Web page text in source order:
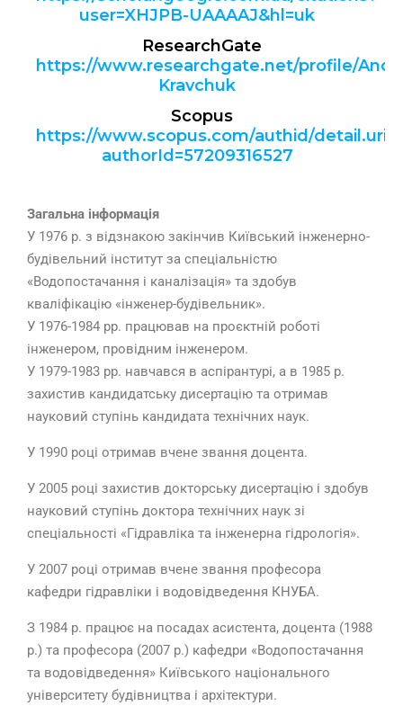
user=XHJPB-UAAAAJ&hl=uk
ResearchGate
https://www.researchgate.net/profile/
Kravchuk
Scopus
https://www.scopus.com/authid/detail.uri?
authorId=57209316527
Загальна інформація
У 1976 р. з відзнакою закінчив Київський інженерно-
будівельний інститут за спеціальністю
«Водопостачання і каналізація» та здобув
кваліфікацію «інженер-будівельник».
У 1976-1984 рр. працював на проєктній роботі
інженером, провідним інженером.
У 1979-1983 рр. навчався в аспірантурі, а в 1985 р.
захистив кандидатську дисертацію та отримав
науковий ступінь кандидата технічних наук.
У 1990 році отримав вчене звання доцента.
У 2005 році захистив докторську дисертацію і здобув
науковий ступінь доктора технічних наук зі
спеціальності «Гідравліка та інженерна гідрологія».
У 2007 році отримав вчене звання професора
кафедри гідравліки і водовідведення КНУБА.
З 1984 р. працює на посадах асистента, доцента (1988
р.) та професора (2007 р.) кафедри «Водопостачання
та водовідведення» Київського національного
університету будівництва і архітектури.